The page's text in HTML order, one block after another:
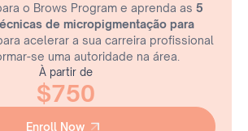
de migração e expansão
correta atingida
pigmento
com laser spectra
Brows)
Brows)
o Brows Program e aprenda as 5
de micropigmentação para
acelerar a sua carreira profissional
se uma autoridade na área.
À partir de
$750
Enroll Now